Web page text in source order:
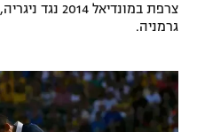
תקנון פעילות ספורט 1
אומנויות לחימה
צרפת
גרמניה.